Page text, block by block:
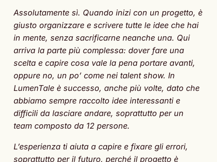
Assolutamente sì. Quando inizi con un progetto, è
giusto organizzare e scrivere tutte le idee che hai
in mente, senza sacrificarne neanche una. Qui
arriva la parte più complessa: dover fare una
scelta e capire cosa vale la pena portare avanti,
oppure no, un po’ come nei talent show. In
LumenTale è successo, anche più volte, dato che
abbiamo sempre raccolto idee interessanti e
difficili da lasciare andare, soprattutto per un
team composto da 12 persone.
L’esperienza ti aiuta a capire e fixare gli errori,
soprattutto per il futuro, perché il progetto è